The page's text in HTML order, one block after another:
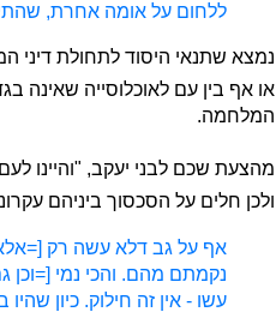
ללחום על אומה אחרת,
נמצא שתנאי היסוד לתחולת דיני
או אף בין עם לאוכלוסייה שאינה
המלחמה.
מהצעת שכם לבני יעקב, "והיינו
ולכן חלים על הסכסוך ביניהם
אף על גב דלא עשה רק
נקמתם מהם. והכי נמי
עשו - אין זה חילוק. כיון